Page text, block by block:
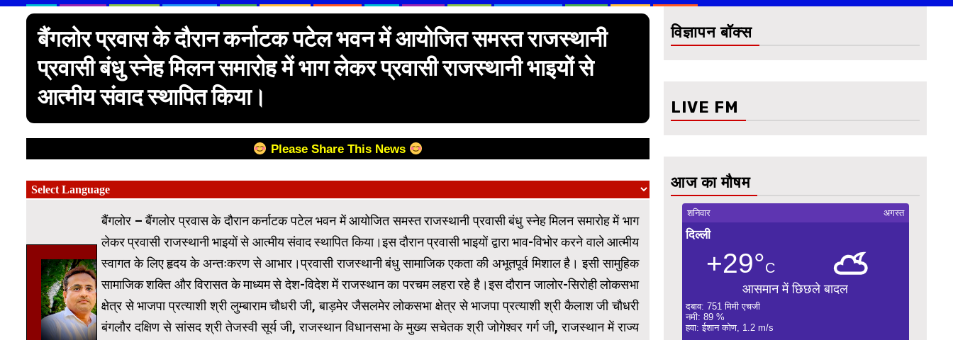
बैंगलोर प्रवास के दौरान कर्नाटक पटेल भवन में आयोजित समस्त राजस्थानी
प्रवासी बंधु स्नेह मिलन समारोह में भाग लेकर प्रवासी राजस्थानी भाइयों से
आत्मीय संवाद स्थापित किया।
Please Share This News
बैंगलोर – बैंगलोर प्रवास के दौरान कर्नाटक पटेल भवन में आयोजित समस्त राजस्थानी प्रवासी बंधु स्नेह मिलन समारोह में भाग
लेकर प्रवासी राजस्थानी भाइयों से आत्मीय संवाद स्थापित किया।इस दौरान प्रवासी भाइयों द्वारा भाव-विभोर करने वाले आत्मीय
स्वागत के लिए हृदय के अन्तःकरण से आभार।प्रवासी राजस्थानी बंधु सामाजिक एकता की अभूतपूर्व मिशाल है। इसी सामुहिक
सामाजिक शक्ति और विरासत के माध्यम से देश-विदेश में राजस्थान का परचम लहरा रहे है।इस दौरान जालोर-सिरोही लोकसभा
क्षेत्र से भाजपा प्रत्याशी श्री लुम्बाराम चौधरी जी, बाड़मेर जैसलमेर लोकसभा क्षेत्र से भाजपा प्रत्याशी श्री कैलाश जी चौधरी
बंगलौर दक्षिण से सांसद श्री तेजस्वी सूर्य जी, राजस्थान विधानसभा के मुख्य सचेतक श्री जोगेश्वर गर्ग जी, राजस्थान में राज्य
विज्ञापन बॉक्स
LIVE FM
आज का मौषम
शनिवार अगस्त
दिल्ली
+29°C
आसमान में छिछले बादल
दबाव: 751 मिमी एचजी
नमी: 89 %
हवा: ईशान कोण, 1.2 m/s